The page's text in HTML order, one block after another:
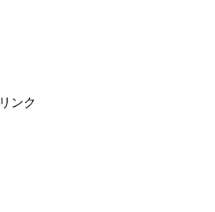
ンク